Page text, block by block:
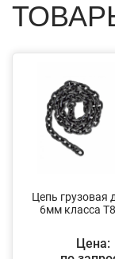
Цепь грузовая
6мм класса
Цена: